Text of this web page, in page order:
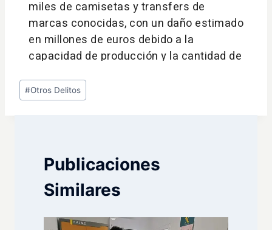
Etiquetas
de
#Otros Delitos
Publicaciones
Similares